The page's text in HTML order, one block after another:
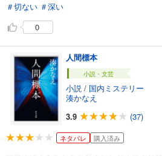
＃切ない ＃深い
0
人間標本
小説・文芸
小説 / 国内ミステリー
湊かなえ
3.9
(37)
ネタバレ 購入済み